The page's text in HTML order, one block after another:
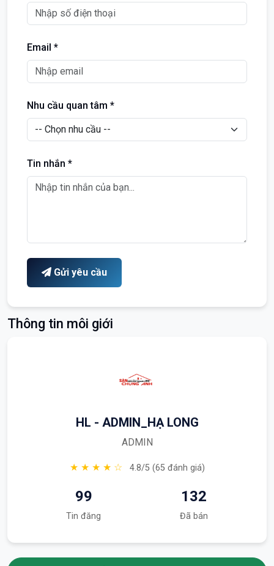
Email *
Nhu cầu quan tâm *
Tin nhắn *
Gửi yêu cầu
Thông tin môi giới
HL - ADMIN_HẠ LONG
ADMIN
★ ★ ★ ★ ☆ 4.8/5 (65 đánh giá)
99
Tin đăng
132
Đã bán